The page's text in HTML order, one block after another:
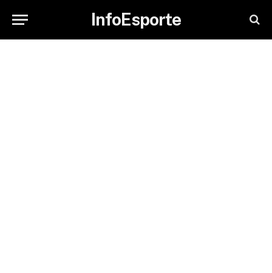
InfoEsporte